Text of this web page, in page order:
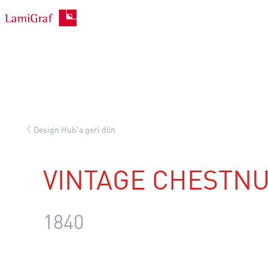
İçeriğe
Design Hub'a geri dön
VINTAGE
1840